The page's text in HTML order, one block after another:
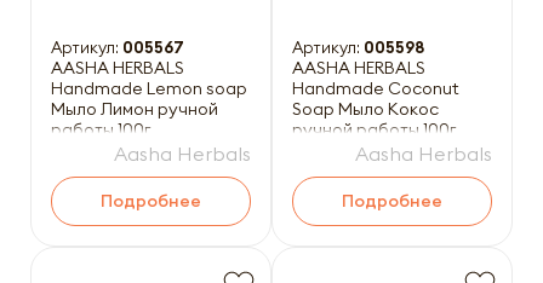
Артикул: 005567
AASHA HERBALS
Handmade Lemon soap
Мыло Лимон ручной
работы 100г
Aasha Herbals
Подробнее
Артикул: 005598
AASHA HERBALS
Handmade Coconut
Soap Мыло Кокос
ручной работы 100г
Aasha Herbals
Подробнее